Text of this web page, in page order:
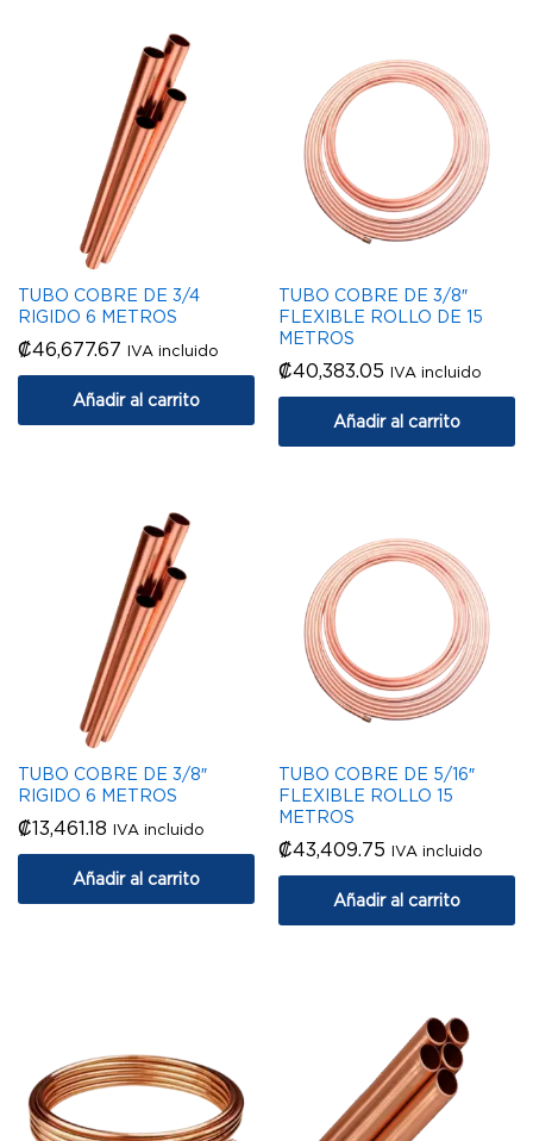
TUBO COBRE DE 3/4
RIGIDO 6 METROS
₡46,677.67 IVA incluido
Añadir al carrito
TUBO COBRE DE 3/8″
FLEXIBLE ROLLO DE 15
METROS
₡40,383.05 IVA incluido
Añadir al carrito
TUBO COBRE DE 3/8″
RIGIDO 6 METROS
₡13,461.18 IVA incluido
Añadir al carrito
TUBO COBRE DE 5/16″
FLEXIBLE ROLLO 15
METROS
₡43,409.75 IVA incluido
Añadir al carrito